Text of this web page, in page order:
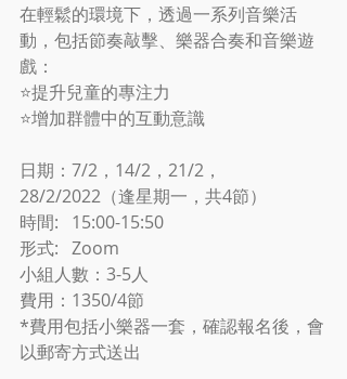
在輕鬆的環境下，透過一系列音樂活
動，包括節奏敲擊、樂器合奏和音樂遊
戲：
⭐️提升兒童的專注力
⭐️增加群體中的互動意識
日期：7/2，14/2，21/2，
28/2/2022（逢星期一，共4節）
時間:   15:00-15:50
形式:   Zoom
小組人數：3-5人
費用：1350/4節
*費用包括小樂器一套，確認報名後，會
以郵寄方式送出